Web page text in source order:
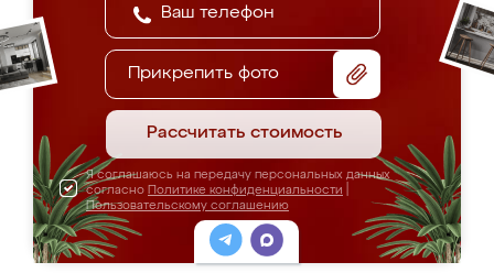
Прикрепить фото
Рассчитать стоимость
Я соглашаюсь на передачу персональных данных
согласно Политике конфиденциальности
Пользовательскому соглашению